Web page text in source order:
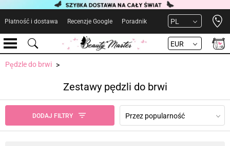
Płatność i dostawa Recenzje Google Poradnik PL
EUR
Pędzle do brwi
Zestawy pędzli do brwi
DODAJ FILTRY Przez popularność